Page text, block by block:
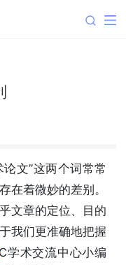
文”这两个词常常
在着微妙的差别。
文章的定位、目的
我们更准确地把握
C学术交流中心小编